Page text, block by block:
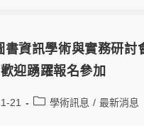
書資訊學術與實務研討
迎踴躍報名參加
21 學術訊息 / 最新消息